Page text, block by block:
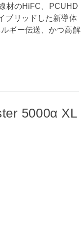
材のHiFC、PCUHD
ブリッドした新導体
ギー伝送、かつ高解
5000α XL